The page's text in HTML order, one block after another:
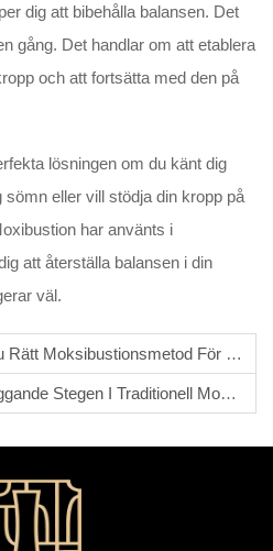
dig att bibehålla balansen. Det
gång. Det handlar om att etablera
och att fortsätta med den på
lösningen om du känt dig
eller vill stödja din kropp på
har använts i
att återställa balansen i din
väl.
Moksibustionsmetod För Dig?
Stegen I Traditionell Moxibustion?